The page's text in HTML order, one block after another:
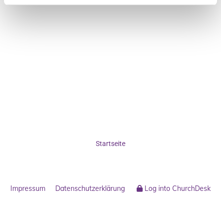
Startseite
Impressum Datenschutzerklärung Log into ChurchDesk